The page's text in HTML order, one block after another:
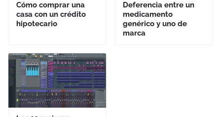
Cómo comprar una
casa con un crédito
hipotecario
Deferencia entre un
medicamento
genérico y uno de
marca